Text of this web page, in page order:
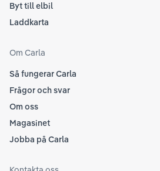
Byt till elbil
Laddkarta
Om Carla
Så fungerar Carla
Frågor och svar
Om oss
Magasinet
Jobba på Carla